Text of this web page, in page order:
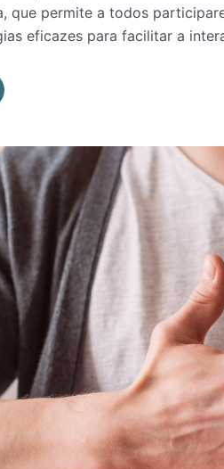
que permite a todos
eficazes para facilitar a